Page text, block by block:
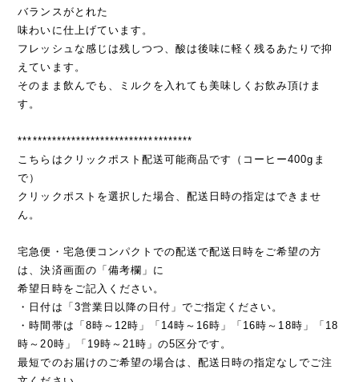
バランスがとれた
味わいに仕上げています。
フレッシュな感じは残しつつ、酸は後味に軽く残るあたりで抑
えています。
そのまま飲んでも、ミルクを入れても美味しくお飲み頂けま
す。
************************************
こちらはクリックポスト配送可能商品です（コーヒー400gま
で）
クリックポストを選択した場合、配送日時の指定はできませ
ん。
宅急便・宅急便コンパクトでの配送で配送日時をご希望の方
は、決済画面の「備考欄」に
希望日時をご記入ください。
・日付は「3営業日以降の日付」でご指定ください。
・時間帯は「8時～12時」「14時～16時」「16時～18時」「18
時～20時」「19時～21時」の5区分です。
最短でのお届けのご希望の場合は、配送日時の指定なしでご注